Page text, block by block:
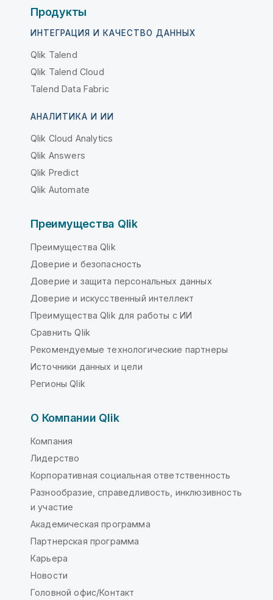
Продукты
ИНТЕГРАЦИЯ И КАЧЕСТВО ДАННЫХ
Qlik Talend
Qlik Talend Cloud
Talend Data Fabric
АНАЛИТИКА И ИИ
Qlik Cloud Analytics
Qlik Answers
Qlik Predict
Qlik Automate
Преимущества Qlik
Преимущества Qlik
Доверие и безопасность
Доверие и защита персональных данных
Доверие и искусственный интеллект
Преимущества Qlik для работы с ИИ
Сравнить Qlik
Рекомендуемые технологические партнеры
Источники данных и цели
Регионы Qlik
О Компании Qlik
Компания
Лидерство
Корпоративная социальная ответственность
Разнообразие, справедливость, инклюзивность
и участие
Академическая программа
Партнерская программа
Карьера
Новости
Головной офис/Контакт